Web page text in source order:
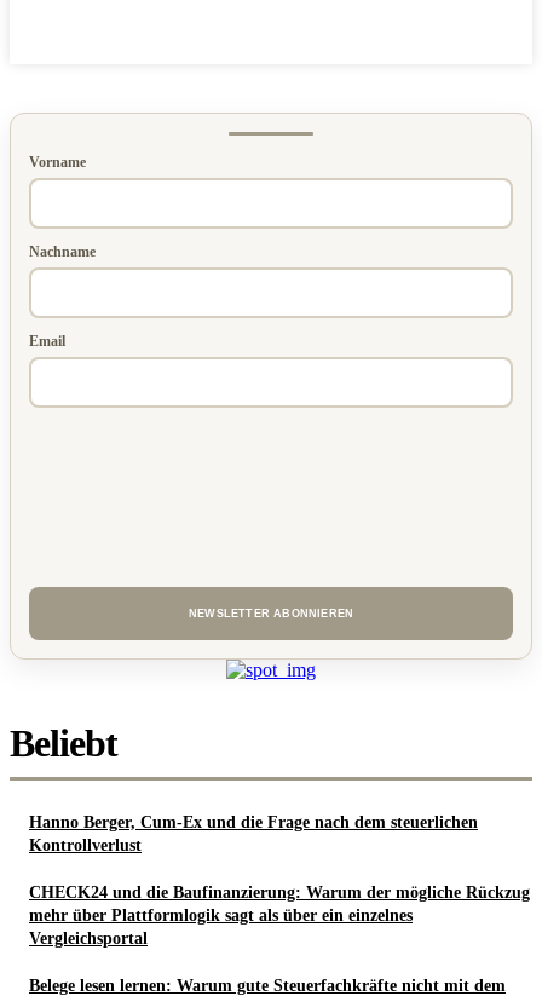
Vorname
Nachname
Email
Beliebt
Hanno Berger, Cum-Ex und die Frage nach dem steuerlichen
Kontrollverlust
CHECK24 und die Baufinanzierung: Warum der mögliche Rückzug
mehr über Plattformlogik sagt als über ein einzelnes
Vergleichsportal
Belege lesen lernen: Warum gute Steuerfachkräfte nicht mit dem